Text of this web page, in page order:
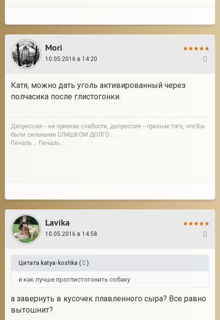
Mori
10.05.2016 в 14:20
Катя, можно дать уголь активированный через
полчасика после глистогонки.
Депрессия -- не признак слабости, депрессия -- признак того, что Вы
были сильными СЛИШКОМ ДОЛГО ...
Печаль ... Печаль ...
Lavika
10.05.2016 в 14:58
Цитата katya-koshka ( )
и как лучше проглистогонить собаку
а завернуть в кусочек плавленного сыра? Все равно
вытошнит?